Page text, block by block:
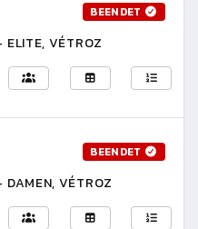
BEENDET
VÉTROZ
BEENDET
VÉTROZ